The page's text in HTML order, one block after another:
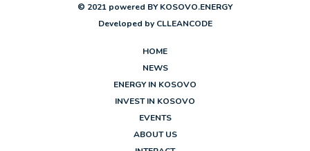
© 2021 powered BY KOSOVO.ENERGY
Developed by CLLEANCODE
HOME
NEWS
ENERGY IN KOSOVO
INVEST IN KOSOVO
EVENTS
ABOUT US